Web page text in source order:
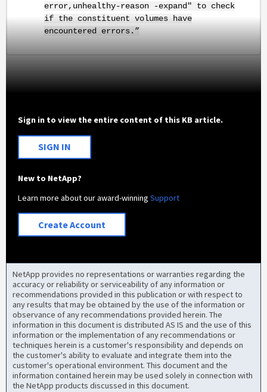
error,unhealthy-reason -expand" to check
if the constituent volumes have
encountered errors.”
Sign in to view the entire content of this KB article.
SIGN IN
New to NetApp?
Learn more about our award-winningSupport
Create Account
NetApp provides no representations or warranties regarding the
accuracy or reliability or serviceability of any information or
recommendations provided in this publication or with respect to
any results that may be obtained by the use of the information or
observance of any recommendations provided herein. The
information in this document is distributed AS IS and the use of this
information or the implementation of any recommendations or
techniques herein is a customer's responsibility and depends on
the customer's ability to evaluate and integrate them into the
customer's operational environment. This document and the
information contained herein may be used solely in connection with
the NetApp products discussed in this document.